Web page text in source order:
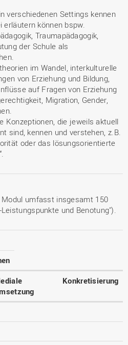
verschiedenen Settings kennen
erläutern können bspw.
Traumapädagogik,
der Schule als
im Wandel, interkulturelle
von Erziehung und Bildung,
auf Fragen von Erziehung
Migration, Gender,
Konzeptionen, die jeweils aktuell
sind, kennen und verstehen, z.B.
oder das lösungsorientierte
umfasst insgesamt 150
und Benotung").
Konkretisierung